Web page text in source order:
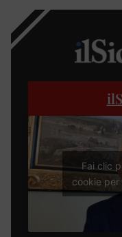
Fai clic
cookie